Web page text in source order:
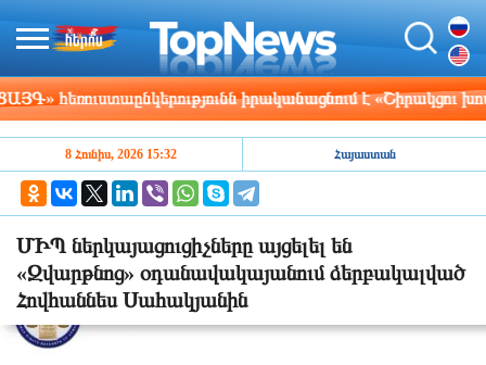
հեռուստաընկերությունն իրականացնում է «Շիրակցու խոսք»
8 Հունիս, 2026 15:32 Հայաստան
ՄԻՊ ներկայացուցիչները այցելել են
«Զվարթնոց» օդանավակայանում ձերբակալված
Հովհաննես Սահակյանին